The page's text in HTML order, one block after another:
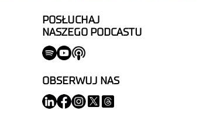
POSŁUCHAJ
NASZEGO PODCASTU
OBSERWUJ NAS